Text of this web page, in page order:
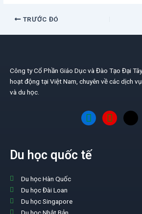
TRƯỚC ĐÓ
Công ty Cổ Phần Giáo Dục và Đào Tạo Đại
hoạt động tại Việt Nam, chuyên về các dịch
và du học.
Du học quốc tế
Du học Hàn Quốc
Du học Đài Loan
Du học Singapore
Du học Nhật Bản